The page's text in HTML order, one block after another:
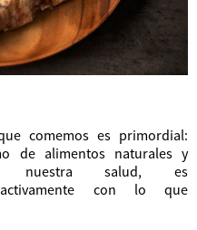
comemos es primordial:
de alimentos naturales y
nuestra salud, es
activamente con lo que